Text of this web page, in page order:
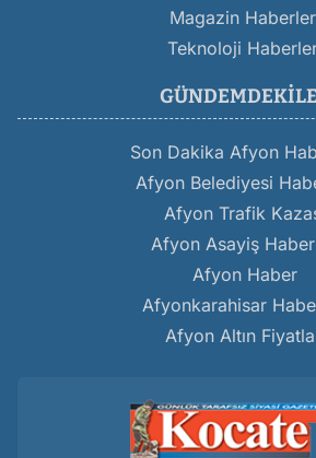
Magazin
Teknoloji
Son Dakika Afyon
Afyon Belediyesi
Afyon Trafik
Afyon Asayiş
Afyon Haber
Afyonkarahisar
Afyon Altın